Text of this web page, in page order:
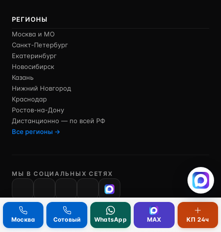
РЕГИОНЫ
Москва и МО
Санкт-Петербург
Екатеринбург
Новосибирск
Казань
Нижний Новгород
Краснодар
Ростов-на-Дону
Дистанционно — по всей РФ
Все регионы →
МЫ В СОЦИАЛЬНЫХ СЕТЯХ
Москва Сотовый WhatsApp MAX КП 24ч